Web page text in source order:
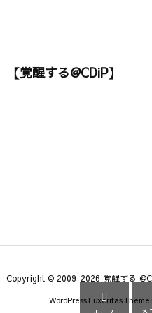
【覚醒する@CDiP】
Copyright © 2009-2026 覚醒する
WordPress Luxeritas Theme

メ